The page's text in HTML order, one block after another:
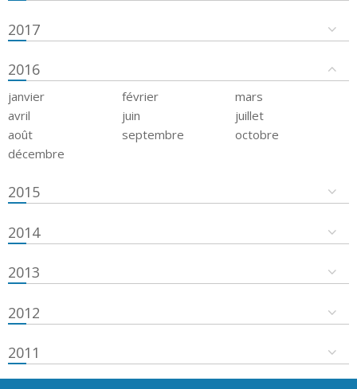
2017
2016
janvier février
mars
avril
juin
juillet
août
septembre
octobre
décembre
2015
2014
2013
2012
2011